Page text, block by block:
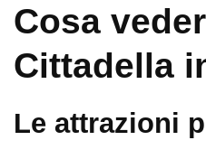
Cosa
Cittadella
Le attrazioni